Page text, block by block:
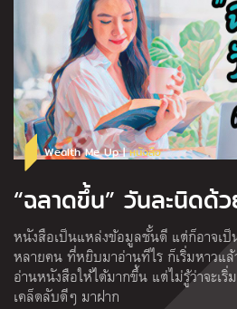
Wealth Me Up |หนังสือ
“ฉลาดขึ้น” วันละนิดด้
หนังสือเป็นแหล่งข้อมูลชั้นดี แต่ก็อาจเ
หลายคน ที่หยิบมาอ่านทีไร ก็เริ่มหาวแล้
อ่านหนังสือให้ได้มากขึ้น แต่ไม่รู้ว่าจะเ
เคล็ดลับดีๆ มาฝาก